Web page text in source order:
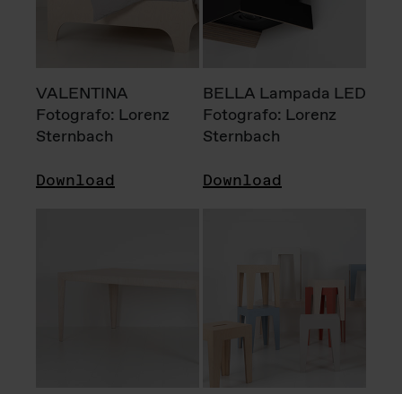
VALENTINA
Fotografo: Lorenz
Sternbach
Download
BELLA Lampada LED
Fotografo: Lorenz
Sternbach
Download